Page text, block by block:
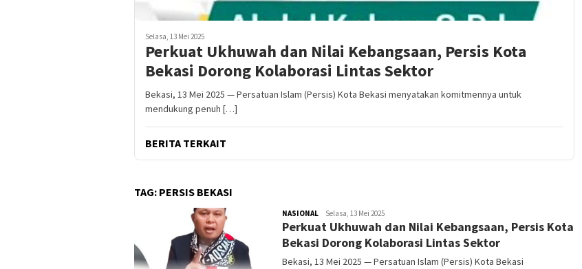
Selasa, 13 Mei 2025
Perkuat Ukhuwah dan Nilai Kebangsaan, Persis Kota
Bekasi Dorong Kolaborasi Lintas Sektor
Bekasi, 13 Mei 2025 — Persatuan Islam (Persis) Kota Bekasi menyatakan komitmennya untuk
mendukung penuh […]
BERITA TERKAIT
TAG: PERSIS BEKASI
NASIONAL Redaktur
Selasa, 13 Mei 2025
Perkuat Ukhuwah dan Nilai Kebangsaan, Persis Kota
Bekasi Dorong Kolaborasi Lintas Sektor
Bekasi, 13 Mei 2025 — Persatuan Islam (Persis) Kota Bekasi